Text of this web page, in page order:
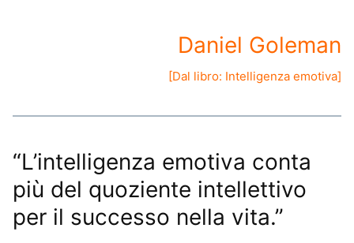
Daniel Goleman
[Dal libro: Intelligenza emotiva]
“L’intelligenza emotiva conta
più del quoziente intellettivo
per il successo nella vita.”